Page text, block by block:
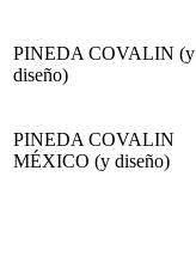
PINEDA COVALIN (y
diseño)
PINEDA COVALIN
MÉXICO (y diseño)